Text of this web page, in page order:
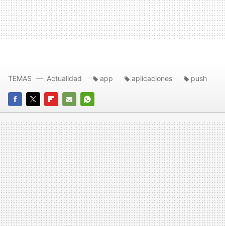
FACEBOOK
TWITTERFLIPBOARD
E-
MAIL
WHATSAPP
TEMAS Actualidad app aplicaciones push